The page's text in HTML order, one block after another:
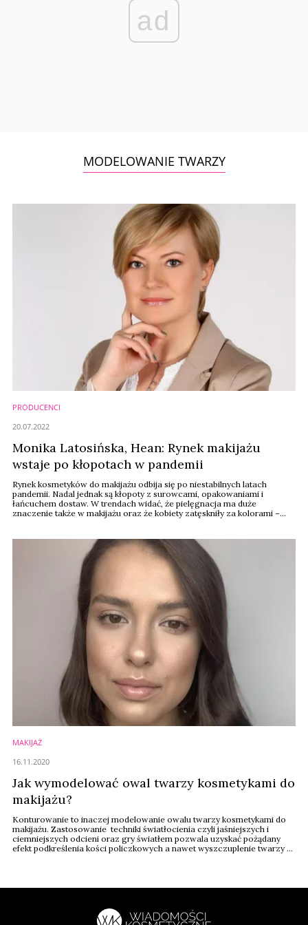
ad
MODELOWANIE TWARZY
PRODUCENCI
Monika Latosińska, Hean: Rynek makijażu
wstaje po kłopotach w pandemii
Rynek kosmetyków do makijażu odbija się po niestabilnych latach
pandemii. Nadal jednak są kłopoty z surowcami, opakowaniami i
łańcuchem dostaw. W trendach widać, że pielęgnacja ma duże
znaczenie także w makijażu oraz że kobiety zatęskniły za kolorami –
20.07.2022
MAKIJAŻ
Jak wymodelować owal twarzy kosmetykami do
makijażu?
Konturowanie to inaczej modelowanie owalu twarzy kosmetykami do
makijażu. Zastosowanie techniki światłocienia czyli jaśniejszych i
ciemniejszych odcieni oraz gry światłem pozwala uzyskać pożądany
efekt podkreślenia kości policzkowych a nawet wyszczuplenie twarzy -
16.11.2020